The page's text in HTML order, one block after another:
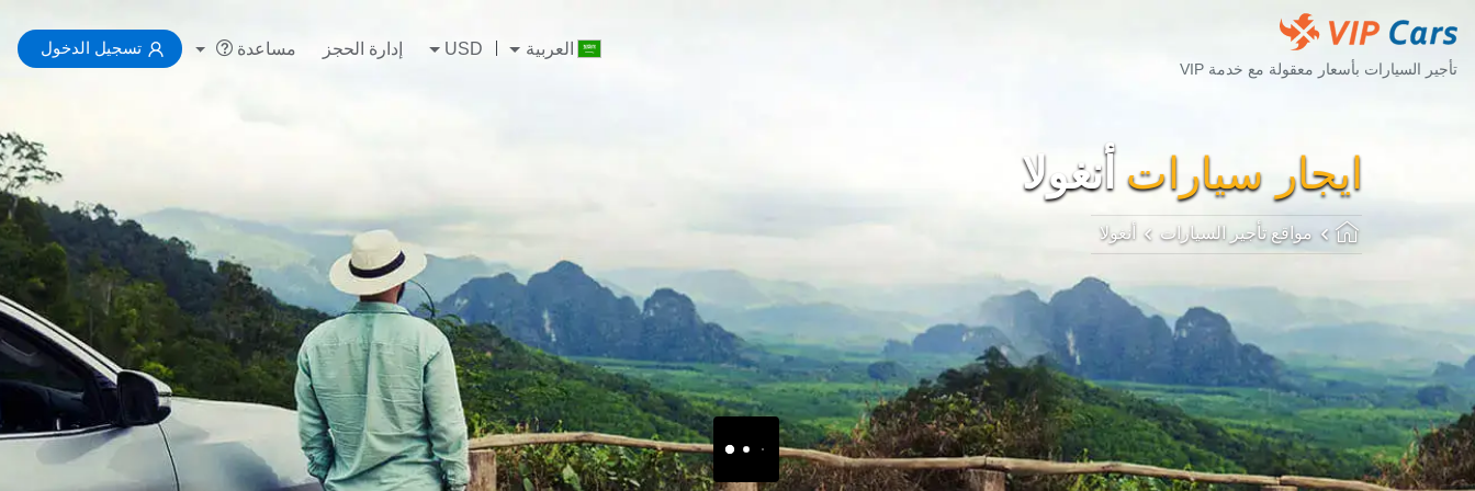
تأجير السيارات بأسعار معقولة مع خدمة VIP
العربية USD إدارة الحجز مساعدة تسجيل الدخول
ايجار سيارات أنغولا
مواقع تأجير السيارات أنغولا